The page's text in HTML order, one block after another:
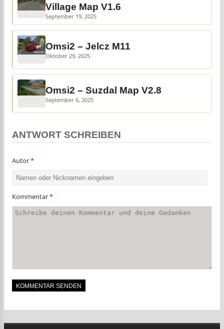
Village Map V1.6
September 19, 2025
Omsi2 – Jelcz M11
Oktober 29, 2025
Omsi2 – Suzdal Map V2.8
September 6, 2025
ANTWORT SCHREIBEN
Autor*
Kommentar*